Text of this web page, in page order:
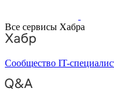
Все сервисы Хабра
Сообщество IT-